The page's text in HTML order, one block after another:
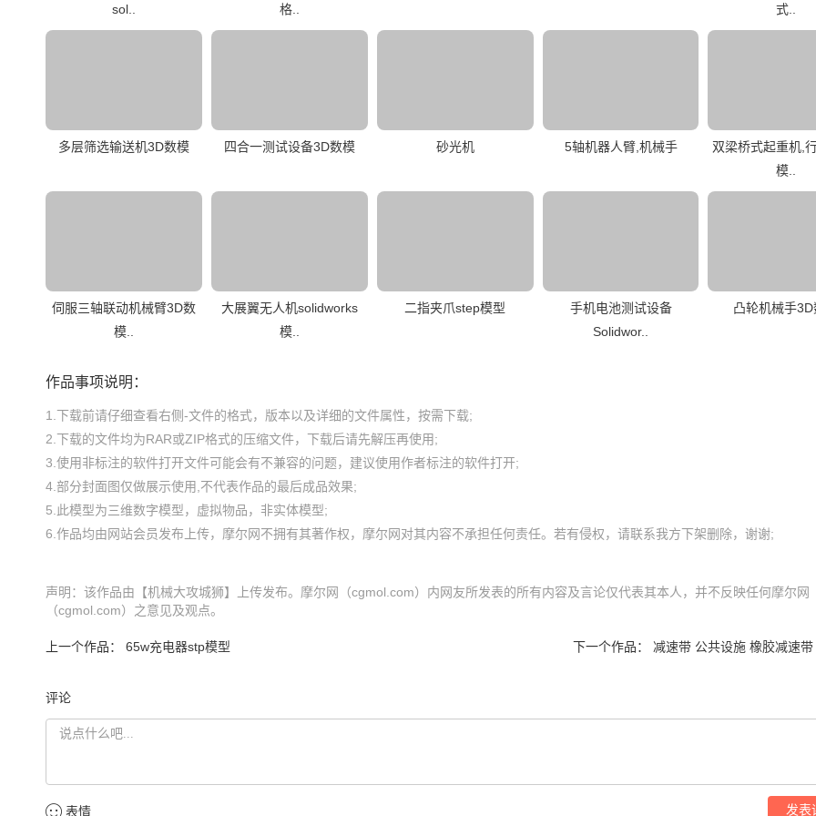
sol..
格..
式..
多层筛选输送机3D数模 四合一测试设备3D数模 砂光机 5轴机器人臂,机械手
双梁桥式起重机,
模..
伺服三轴联动机械臂3D数
模..
大展翼无人机solidworks
模..
二指夹爪step模型
手机电池测试设备
Solidwor..
凸轮机械手
作品事项说明：
1.下载前请仔细查看右侧-文件的格式，版本以及详细的文件属性，按需下载;
2.下载的文件均为RAR或ZIP格式的压缩文件，下载后请先解压再使用;
3.使用非标注的软件打开文件可能会有不兼容的问题，建议使用作者标注的软件打开;
4.部分封面图仅做展示使用,不代表作品的最后成品效果;
5.此模型为三维数字模型，虚拟物品，非实体模型;
声明：该作品由【机械大攻城狮】上传发布。摩尔网（cgmol.com）内网友所发表的所有内容及言论仅代表其本人，并不反映任何摩尔网
（cgmol.com）之意见及观点。
上一个作品： 65w充电器stp模型 下一个作品： 减速带 公共设施 橡胶减速
评论
发表
表情